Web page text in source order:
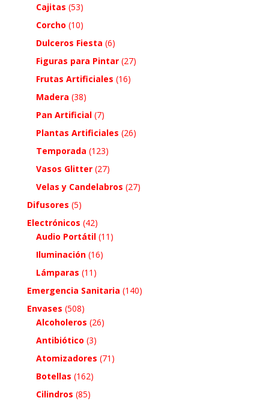
Cajitas (53)
Corcho (10)
Dulceros Fiesta (6)
Figuras para Pintar (27)
Frutas Artificiales (16)
Madera (38)
Pan Artificial (7)
Plantas Artificiales (26)
Temporada (123)
Vasos Glitter (27)
Velas y Candelabros (27)
Difusores (5)
Electrónicos (42)
Audio Portátil (11)
Iluminación (16)
Lámparas (11)
Emergencia Sanitaria (140)
Envases (508)
Alcoholeros (26)
Antibiótico (3)
Atomizadores (71)
Botellas (162)
Cilindros (85)